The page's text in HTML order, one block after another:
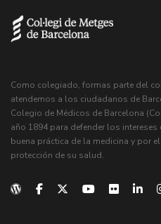
Como colegiado, formas parte del
atendemos a los ciudadanos de
Colegio de Médicos de Barcelona
año 1894 para defender los
buena práctica de la medicina y por
protección de su salud.